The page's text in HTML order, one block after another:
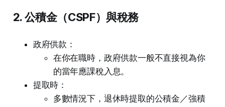
2. 公積金（CSPF）與稅務
政府供款：
在你在職時，政府供款一般不直接視為你
的當年應課稅入息。
提取時：
多數情況下，退休時提取的公積金／強積